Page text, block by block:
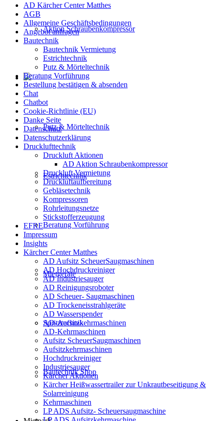
Aktion Schraubenkompressor
Putz & Mörteltechnik
Estrichtechnik
Beratung Vorführung
Mietgeräte
Spritztechnik
Bautechnik Shop
AD Kärcher Center Matthes
AGB
Allgemeine Geschäftsbedingungen
Angebot anfragen
Bautechnik
Bautechnik Vermietung
Estrichtechnik
Putz & Mörteltechnik
Beratung Vorführung
Bestellung bestätigen & absenden
Chat
Chatbot
Cookie-Richtlinie (EU)
Danke Seite
Datenschutz
Datenschutzerklärung
Drucklufttechnik
Druckluft Aktionen
AD Aktion Schraubenkompressor
Druckluft Vermietung
Druckluftaufbereitung
Gebläsetechnik
Kompressoren
Rohrleitungsnetze
Stickstofferzeugung
EFRE
Impressum
Insights
Kärcher Center Matthes
AD Aufsitz ScheuerSaugmaschinen
AD Hochdruckreiniger
AD Industriesauger
AD Reinigungsroboter
AD Scheuer- Saugmaschinen
AD Trockeneisstrahlgeräte
AD Wasserspender
AD-Aufsitzkehrmaschinen
AD-Kehrmaschinen
Aufsitz ScheuerSaugmaschinen
Aufsitzkehrmaschinen
Hochdruckreiniger
Industriesauger
Kärcher Aktionen
Kärcher Heißwassertrailer zur Unkrautbeseitigung &
Solarreinigung
Kehrmaschinen
LP ADS Aufsitz- Scheuersaugmaschine